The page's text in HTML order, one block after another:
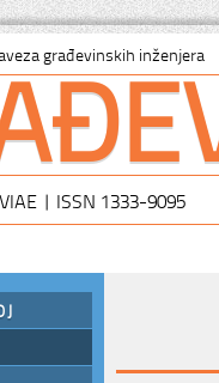
građevinskih inženjera
| ISSN 1333-9095